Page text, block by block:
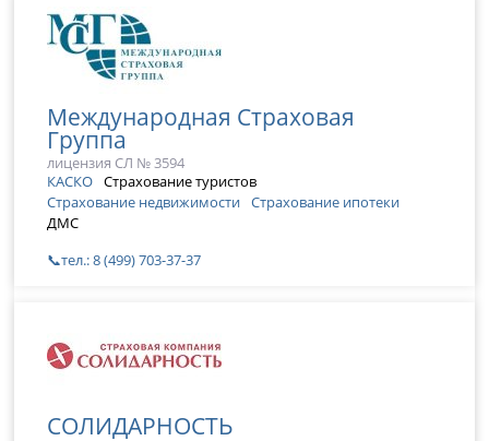
Международная Страховая
Группа
лицензия СЛ № 3594
КАСКО Страхование туристов
Страхование недвижимости Страхование ипотеки
ДМС
📞тел.: 8 (499) 703-37-37
СОЛИДАРНОСТЬ